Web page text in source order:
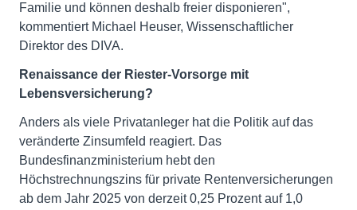
Familie und können deshalb freier disponieren",
kommentiert Michael Heuser, Wissenschaftlicher
Direktor des DIVA.
Renaissance der Riester-Vorsorge mit
Lebensversicherung?
Anders als viele Privatanleger hat die Politik auf das
veränderte Zinsumfeld reagiert. Das
Bundesfinanzministerium hebt den
Höchstrechnungszins für private Rentenversicherungen
ab dem Jahr 2025 von derzeit 0,25 Prozent auf 1,0